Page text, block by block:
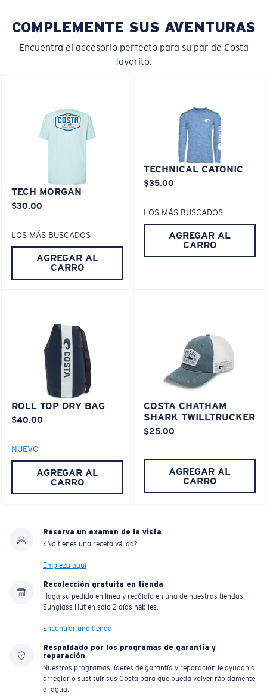
¿Se ajusta en las dos últimas posiciones?
XL.
COMPLEMENTE SUS AVENTURAS
Encuentra el accesorio perfecto para su par de Costa
favorito.
TECH MORGAN
$30.00
LOS MÁS BUSCADOS
AGREGAR AL
CARRO
TECHNICAL CATONIC
$35.00
LOS MÁS BUSCADOS
AGREGAR AL
CARRO
ROLL TOP DRY BAG
$40.00
NUEVO
AGREGAR AL
CARRO
COSTA CHATHAM
SHARK TWILLTRUCKER
$25.00
AGREGAR AL
CARRO
Reserva un examen de la vista
¿No tienes una receta válida?
Empieza aquí
Recolección gratuita en tienda
Haga su pedido en línea y recójalo en una de nuestras tiendas
Sunglass Hut en solo 2 días hábiles.
Encontrar una tienda
Respaldado por los programas de garantía y
reparación
Nuestros programas líderes de garantía y reparación le ayudan a
arreglar o sustituir sus Costa para que pueda volver rápidamente
al agua.